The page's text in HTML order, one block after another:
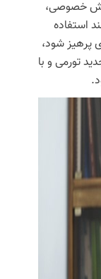
بخش خصوصی،
استفاده
پرهیز شود،
تورمی و با